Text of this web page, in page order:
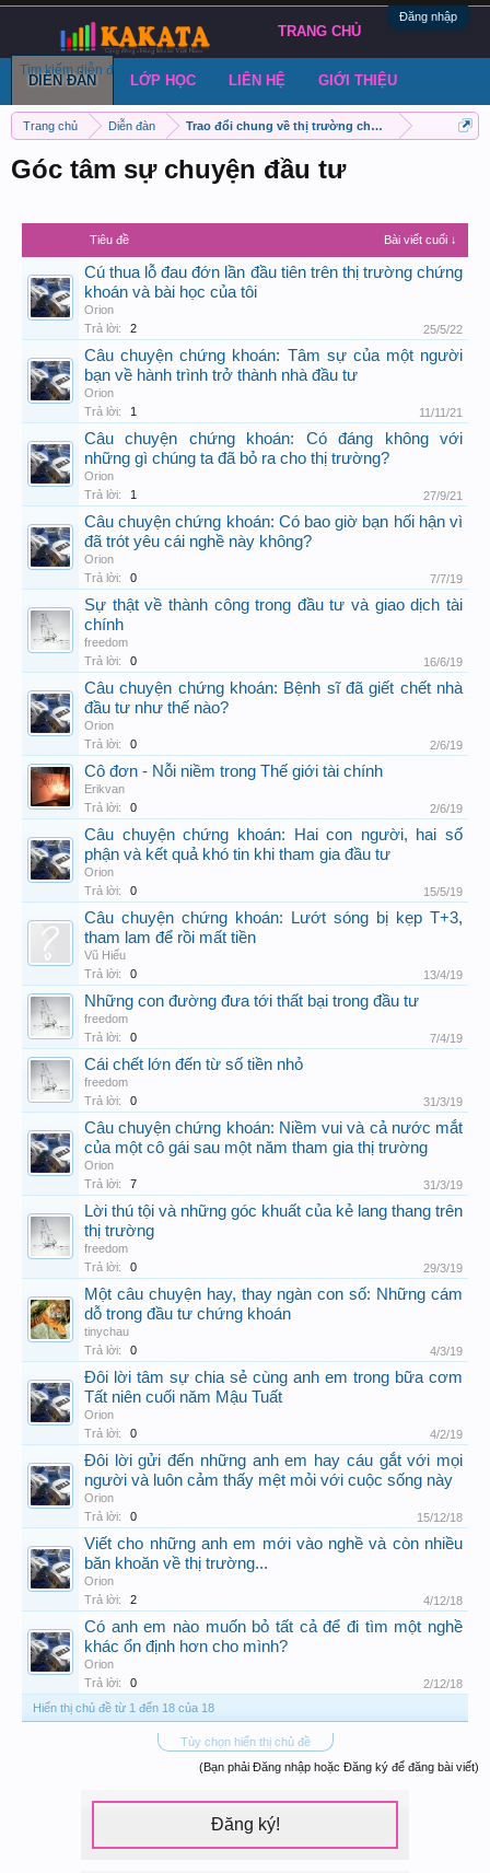
Đăng nhập
Trang chủ Diễn đàn Trao đổi chung về thị trường chứng khoán Việt Nam
Góc tâm sự chuyện đầu tư
Tiêu đề Bài viết cuối ↓
Cú thua lỗ đau đớn lần đầu tiên trên thị trường chứng
khoán và bài học của tôi
Orion
Trả lời:
2 25/5/22
Câu chuyện chứng khoán: Tâm sự của một người
bạn về hành trình trở thành nhà đầu tư
Orion
Trả lời:
1 11/11/21
Câu chuyện chứng khoán: Có đáng không với
những gì chúng ta đã bỏ ra cho thị trường?
Orion
Trả lời:
1 27/9/21
Câu chuyện chứng khoán: Có bao giờ bạn hối hận vì
đã trót yêu cái nghề này không?
Orion
Trả lời:
0 7/7/19
Sự thật về thành công trong đầu tư và giao dịch tài
chính
freedom
Trả lời:
0 16/6/19
Câu chuyện chứng khoán: Bệnh sĩ đã giết chết nhà
đầu tư như thế nào?
Orion
Trả lời:
0 2/6/19
Cô đơn - Nỗi niềm trong Thế giới tài chính
Erikvan
Trả lời:
0 2/6/19
Câu chuyện chứng khoán: Hai con người, hai số
phận và kết quả khó tin khi tham gia đầu tư
Orion
Trả lời:
0 15/5/19
Câu chuyện chứng khoán: Lướt sóng bị kẹp T+3,
tham lam để rồi mất tiền
Vũ Hiếu
Trả lời:
0 13/4/19
Những con đường đưa tới thất bại trong đầu tư
freedom
Trả lời:
0 7/4/19
Cái chết lớn đến từ số tiền nhỏ
freedom
Trả lời:
0 31/3/19
Câu chuyện chứng khoán: Niềm vui và cả nước mắt
của một cô gái sau một năm tham gia thị trường
Orion
Trả lời:
7 31/3/19
Lời thú tội và những góc khuất của kẻ lang thang trên
thị trường
freedom
Trả lời:
0 29/3/19
Một câu chuyện hay, thay ngàn con số: Những cám
dỗ trong đầu tư chứng khoán
tinychau
Trả lời:
0 4/3/19
Đôi lời tâm sự chia sẻ cùng anh em trong bữa cơm
Tất niên cuối năm Mậu Tuất
Orion
Trả lời:
0 4/2/19
Đôi lời gửi đến những anh em hay cáu gắt với mọi
người và luôn cảm thấy mệt mỏi với cuộc sống này
Orion
Trả lời:
0 15/12/18
Viết cho những anh em mới vào nghề và còn nhiều
băn khoăn về thị trường...
Orion
Trả lời:
2 4/12/18
Có anh em nào muốn bỏ tất cả để đi tìm một nghề
khác ổn định hơn cho mình?
Orion
Trả lời:
0
2/12/18
Hiển thị chủ đề từ 1 đến 18 của 18
Tùy chọn hiển thị chủ đề
(Bạn phải Đăng nhập hoặc Đăng ký để đăng bài viết)
Đăng ký!
TRANG CHỦ
DIỄN ĐÀN
Tìm kiếm diễn đàn Bài viết gần đây Đăng chủ đề
LỚP HỌC LIÊN HỆ GIỚI THIỆU